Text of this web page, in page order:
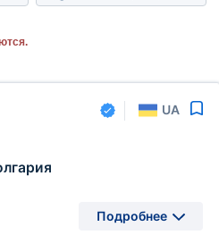
UA
Подробнее